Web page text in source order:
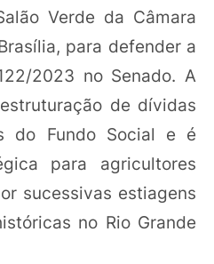
Verde da Câmara
para defender a
2023 no Senado. A
de dívidas
do Fundo Social e é
para agricultores
sucessivas estiagens
no Rio Grande